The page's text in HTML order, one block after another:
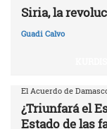
Siria, la
Guadi Calvo
El Acuerdo de
¿Triunfará el
Estado de las